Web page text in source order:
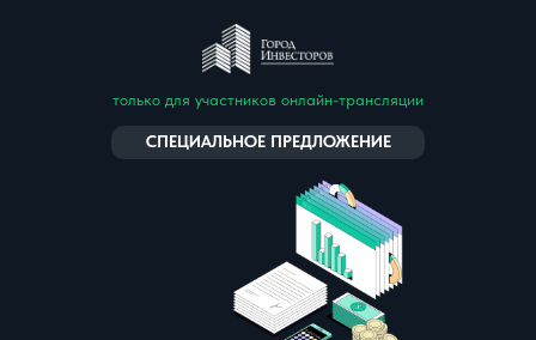
СПЕЦИАЛЬНОЕ ПРЕДЛОЖЕНИЕ
только для участников онлайн-трансляции